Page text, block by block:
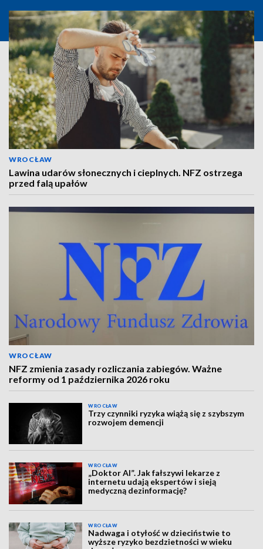
WROCŁAW
Lawina udarów słonecznych i cieplnych. NFZ ostrzega
przed falą upałów
WROCŁAW
NFZ zmienia zasady rozliczania zabiegów. Ważne
reformy od 1 października 2026 roku
WROCŁAW
Trzy czynniki ryzyka wiążą się z szybszym
rozwojem demencji
WROCŁAW
„Doktor AI”. Jak fałszywi lekarze z
internetu udają ekspertów i sieją
medyczną dezinformację?
WROCŁAW
Nadwaga i otyłość w dzieciństwie to
wyższe ryzyko bezdzietności w wieku